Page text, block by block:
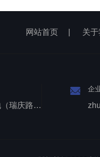
网站首页 关
上海张江医疗器械产业基地（瑞庆路528号）
企